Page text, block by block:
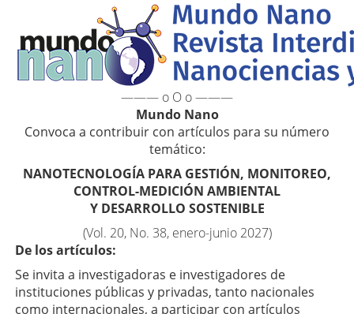
——— o O o ———
Mundo Nano
Convoca a contribuir con artículos para su número
temático:
NANOTECNOLOGÍA PARA GESTIÓN, MONITOREO,
CONTROL-MEDICIÓN AMBIENTAL
Y DESARROLLO SOSTENIBLE
(Vol. 20, No. 38, enero-junio 2027)
De los artículos:
Se invita a investigadoras e investigadores de
instituciones públicas y privadas, tanto nacionales
como internacionales, a participar con artículos